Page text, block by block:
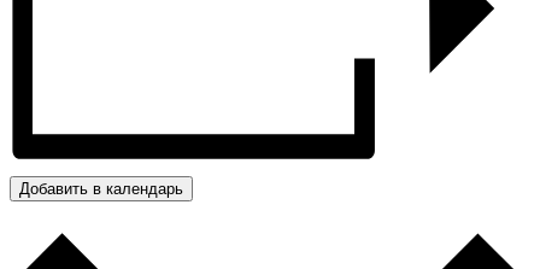
Добавить в календарь